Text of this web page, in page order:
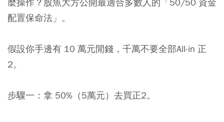
配置保命法」。
假設你手邊有 10 萬元閒錢，千萬不要全部All-in 正
2。
步驟一：拿 50%（5萬元）去買正2。